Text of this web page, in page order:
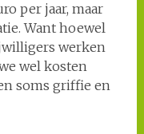
per jaar, maar
Want hoewel
werken
wel kosten
soms griffie en